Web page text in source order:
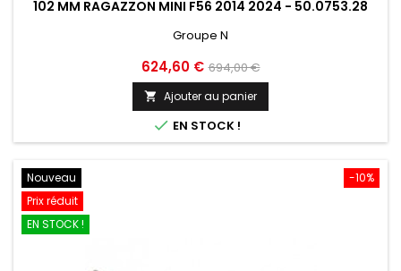
102 MM RAGAZZON MINI F56 2014 2024 - 50.0753.28
Groupe N
Prix
624,60 € Prix
de
base
694,00 €
 Ajouter au panier
 EN STOCK !
-10%
Nouveau
Prix réduit
EN STOCK !